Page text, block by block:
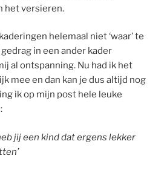
het versieren.
helemaal niet ‘waar’ te
in een ander kader
al ontspanning. Nu had ik het
mee en dan kan je dus altijd nog
ik op mijn post hele leuke
jij een kind dat ergens lekker